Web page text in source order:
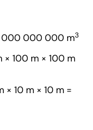
000 000 000 m3
× 100 m × 100 m
× 10 m × 10 m =